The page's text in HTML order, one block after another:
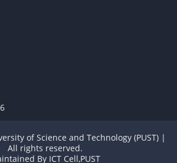
of Science and Technology (PUST) |
All rights reserved.
By ICT Cell,PUST